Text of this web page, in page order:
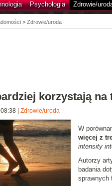
Psychologia Zdrowie/
> Zdrowie/uroda
korzystają na
| Zdrowie/uroda
W
więcej z
intensity
Autorzy
badania
sprawnych